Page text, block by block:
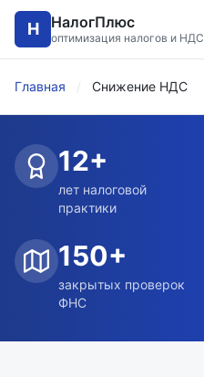
Н НалогПлюс
оптимизация налогов и НДС
Главная / Снижение НДС
12+
лет налоговой
практики
150+
закрытых проверок
ФНС